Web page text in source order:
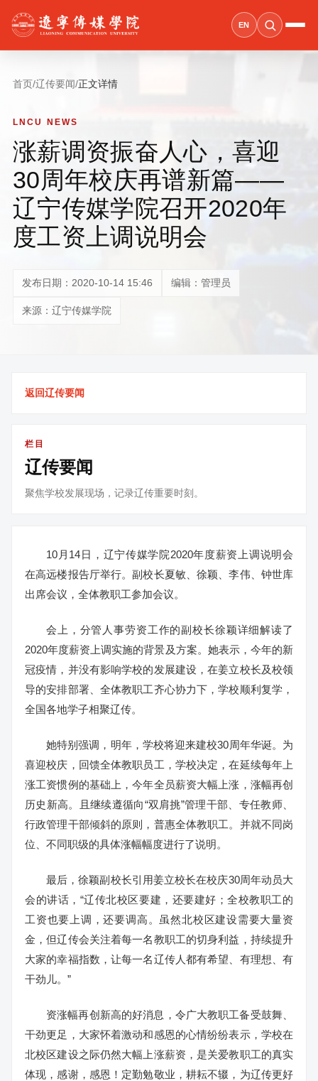
EN
首页/辽传要闻/正文详情
LNCU NEWS
涨薪调资振奋人心，喜迎
30周年校庆再谱新篇——
辽宁传媒学院召开2020年
度工资上调说明会
发布日期：2020-10-14 15:46 编辑：管理员
来源：辽宁传媒学院
返回辽传要闻
栏目
辽传要闻
聚焦学校发展现场，记录辽传重要时刻。
10月14日，辽宁传媒学院2020年度薪资上调说明会
在高远楼报告厅举行。副校长夏敏、徐颖、李伟、钟世库
出席会议，全体教职工参加会议。
会上，分管人事劳资工作的副校长徐颖详细解读了
2020年度薪资上调实施的背景及方案。她表示，今年的新
冠疫情，并没有影响学校的发展建设，在姜立校长及校领
导的安排部署、全体教职工齐心协力下，学校顺利复学，
全国各地学子相聚辽传。
她特别强调，明年，学校将迎来建校30周年华诞。为
喜迎校庆，回馈全体教职员工，学校决定，在延续每年上
涨工资惯例的基础上，今年全员薪资大幅上涨，涨幅再创
历史新高。且继续遵循向“双肩挑”管理干部、专任教师、
行政管理干部倾斜的原则，普惠全体教职工。并就不同岗
位、不同职级的具体涨幅幅度进行了说明。
最后，徐颖副校长引用姜立校长在校庆30周年动员大
会的讲话，“辽传北校区要建，还要建好；全校教职工的
工资也要上调，还要调高。虽然北校区建设需要大量资
金，但辽传会关注着每一名教职工的切身利益，持续提升
大家的幸福指数，让每一名辽传人都有希望、有理想、有
干劲儿。”
资涨幅再创新高的好消息，令广大教职工备受鼓舞、
干劲更足，大家怀着激动和感恩的心情纷纷表示，学校在
北校区建设之际仍然大幅上涨薪资，是关爱教职工的真实
体现，感谢，感恩！定勤勉敬业，耕耘不辍，为辽传更好